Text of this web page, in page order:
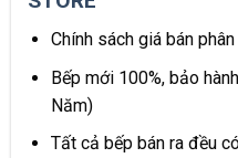
Chính sách giá bán
Bếp mới 100%, bảo
Năm)
Tất cả bếp bán ra đều